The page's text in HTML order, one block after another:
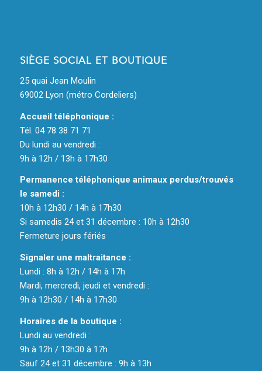
SIÈGE SOCIAL ET BOUTIQUE
25 quai Jean Moulin
69002 Lyon (métro Cordeliers)
Accueil téléphonique :
Tél. 04 78 38 71 71
Du lundi au vendredi :
9h à 12h / 13h à 17h30
Permanence téléphonique animaux perdus/trouvés
le samedi :
10h à 12h30 / 14h à 17h30
Si samedis 24 et 31 décembre : 10h à 12h30
Fermeture jours fériés
Signaler une maltraitance :
Lundi : 8h à 12h / 14h à 17h
Mardi, mercredi, jeudi et vendredi :
9h à 12h30 / 14h à 17h30
Horaires de la boutique :
Lundi au vendredi :
9h à 12h / 13h30 à 17h
Sauf 24 et 31 décembre : 9h à 13h